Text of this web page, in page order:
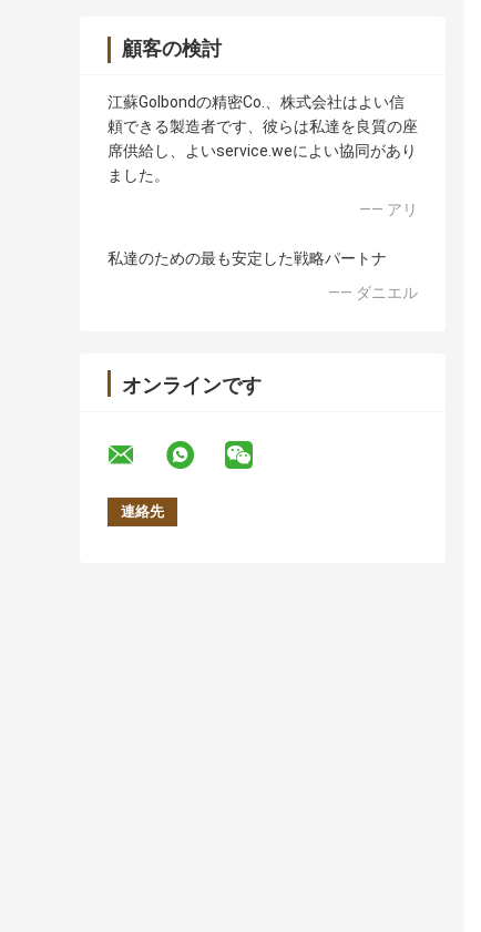
顧客の検討
江蘇Golbondの精密Co.、株式会社はよい信
頼できる製造者です、彼らは私達を良質の座
席供給し、よいservice.weによい協同があり
ました。
—— アリ
私達のための最も安定した戦略パートナ
—— ダニエル
オンラインです